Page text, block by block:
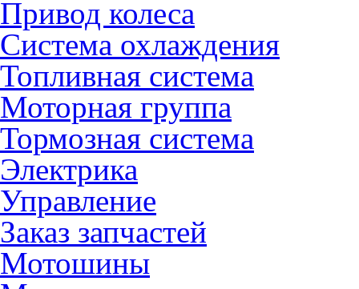
Привод колеса
Система охлаждения
Топливная система
Моторная группа
Тормозная система
Электрика
Управление
Заказ запчастей
Мотошины